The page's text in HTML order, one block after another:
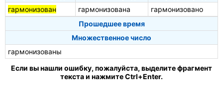
гармонизован
гармонизована
гармонизовано
Прошедшее время
Множественное число
гармонизованы
Если вы нашли ошибку, пожалуйста, выделите фрагмент
текста и нажмите Ctrl+Enter.